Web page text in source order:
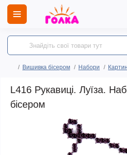
Вишивка бісером Набори
L416 Рукавиці. Луїза.
бісером